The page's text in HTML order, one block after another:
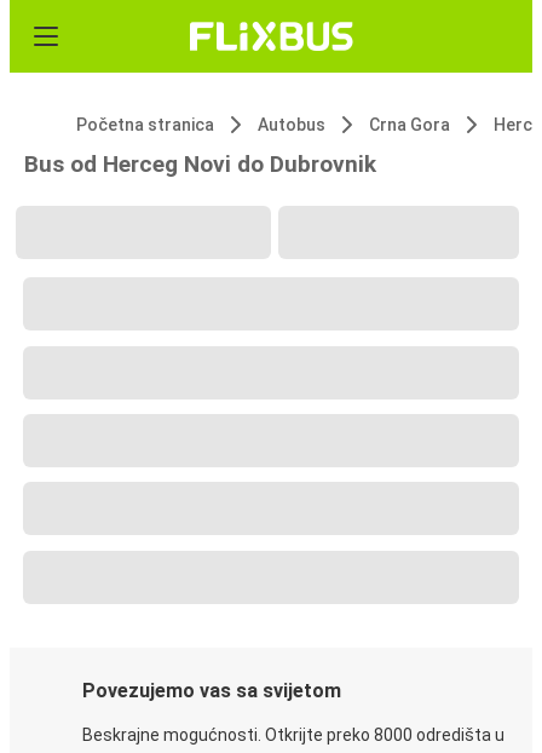
Početna stranica Autobus Crna Gora
Bus od Herceg Novi do Dubrovnik
Povezujemo vas sa svijetom
Beskrajne mogućnosti. Otkrijte preko 8000 odredišta u